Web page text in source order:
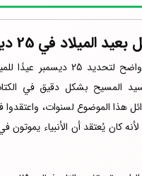
الميلاد في 25 ديسمبر؟
لا يوجد سبب واضح لتحديد 25
المسيح بشكل دقيق في
هذا الموضوع لسنوات، واعتقدوا
6 يناير، لأنه كان يُعتقد أن الأنبياء